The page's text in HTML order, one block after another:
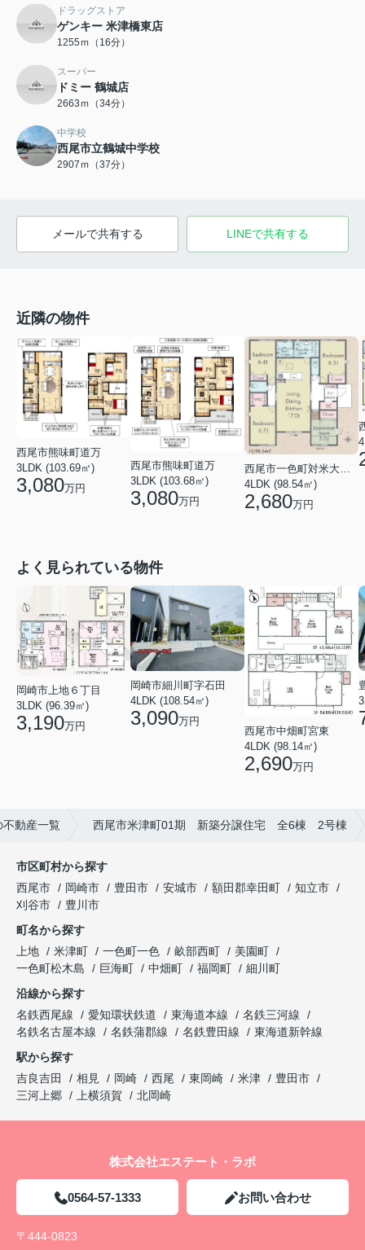
ドラッグストア
ゲンキー 米津橋東店
1255ｍ（16分）
スーパー
ドミー 鶴城店
2663ｍ（34分）
中学校
西尾市立鶴城中学校
2907ｍ（37分）
メールで共有する LINEで共有する
近隣の物件
西尾市熊味町道万
3LDK (103.69㎡)
3,080万円
西尾市熊味町道万
3LDK (103.68㎡)
3,080万円
4LDK (98.54㎡)
2,680万円
よく見られている物件
岡崎市上地６丁目
3LDK (96.39㎡)
3,190万円
岡崎市細川町字石田
4LDK (108.54㎡)
3,090万円
西尾市中畑町宮東
4LDK (98.14㎡)
2,690万円
不動産一覧 西尾市米津町01期 新築分譲住宅 全6棟 2号棟
市区町村から探す
西尾市
岡崎市 豊田市 安城市 額田郡幸田町
知立市
刈谷市
豊川市
町名から探す
上地
米津町 一色町一色 畝部西町
美園町
一色町松木島
巨海町 中畑町 福岡町
細川町
沿線から探す
名鉄西尾線
愛知環状鉄道 東海道本線
名鉄三河線
名鉄名古屋本線
名鉄蒲郡線 名鉄豊田線
東海道新幹線
駅から探す
吉良吉田
相見 岡崎 西尾 東岡崎 米津
豊田市
三河上郷
上横須賀 北岡崎
株式会社エステート・ラボ
0564-57-1333 お問い合わせ
〒444-0823